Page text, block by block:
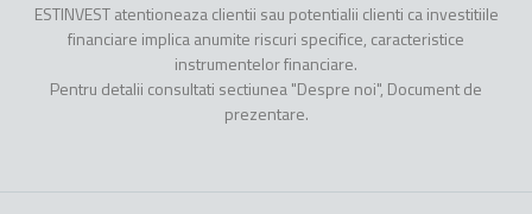
ESTINVEST atentioneaza clientii sau potentialii clienti ca investitiile
financiare implica anumite riscuri specifice, caracteristice
instrumentelor financiare.
Pentru detalii consultati sectiunea "Despre noi", Document de
prezentare.